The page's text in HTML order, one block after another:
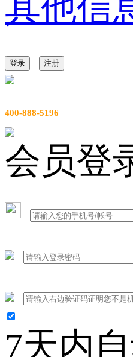
其他信
登录 注册
400-888-5196
会员登
7天内